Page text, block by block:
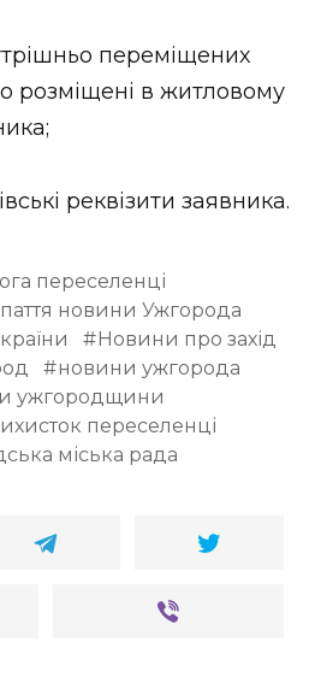
переміщених
розміщені в житловому
реквізити заявника.
переселенці
новини Ужгорода
Новини про захід
новини ужгорода
ужгородщини
переселенці
міська рада